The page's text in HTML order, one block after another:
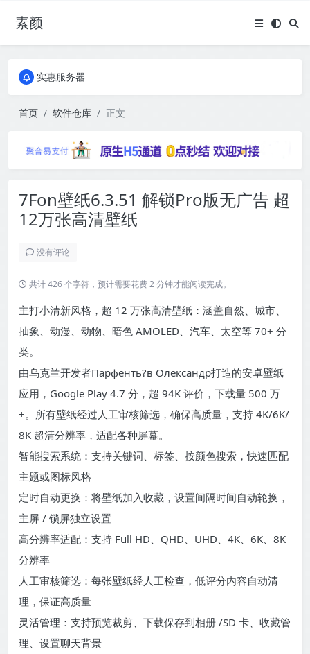
素颜
全国免费包邮流量卡
全国免费包邮流量卡
首页
软件仓库 正文
7Fon壁纸6.3.51 解锁Pro版无广告 超
12万张高清壁纸
没有评论
共计 426 个字符，预计需要花费 2 分钟才能阅读完成。
主打小清新风格，超 12 万张高清壁纸：涵盖自然、城市、
抽象、动漫、动物、暗色 AMOLED、汽车、太空等 70+ 分
类。
由乌克兰开发者Парфенть?в Олександр打造的安卓壁纸
应用，Google Play 4.7 分，超 94K 评价，下载量 500 万
+。所有壁纸经过人工审核筛选，确保高质量，支持 4K/6K/
8K 超清分辨率，适配各种屏幕。
智能搜索系统：支持关键词、标签、按颜色搜索，快速匹配
主题或图标风格
定时自动更换：将壁纸加入收藏，设置间隔时间自动轮换，
主屏 / 锁屏独立设置
高分辨率适配：支持 Full HD、QHD、UHD、4K、6K、8K
分辨率
人工审核筛选：每张壁纸经人工检查，低评分内容自动清
理，保证高质量
灵活管理：支持预览裁剪、下载保存到相册 /SD 卡、收藏管
理、设置聊天背景